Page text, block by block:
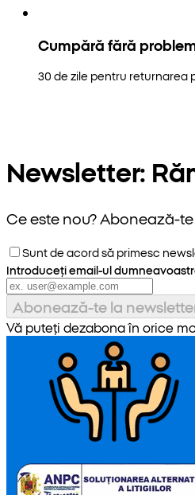
Cumpără fără
30 de zile pentru returnarea
Newsletter:
Ce este nou? Abonează-
Sunt de acord să primesc
Introduceți email-ul
Abonează-te la
Vă puteți dezabona în orice